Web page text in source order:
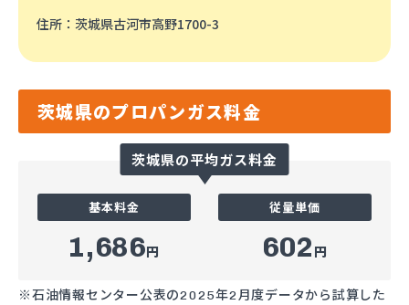
住所 ：茨城県古河市高野1700-3
茨城県のプロパンガス料金
茨城県の平均ガス料金
基本料金
1,686円
従量単価
602 円
※石油情報センター公表の2025年2月度データから試算した